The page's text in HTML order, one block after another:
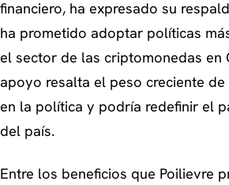
financiero, ha expresado su
ha prometido adoptar políticas
el sector de las criptomonedas en
apoyo resalta el peso creciente
en la política y podría redefinir el
del país.
Entre los beneficios que Poilievre